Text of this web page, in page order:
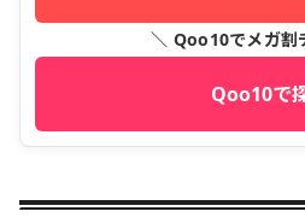
＼ Qoo10でメガ割
Qoo10で